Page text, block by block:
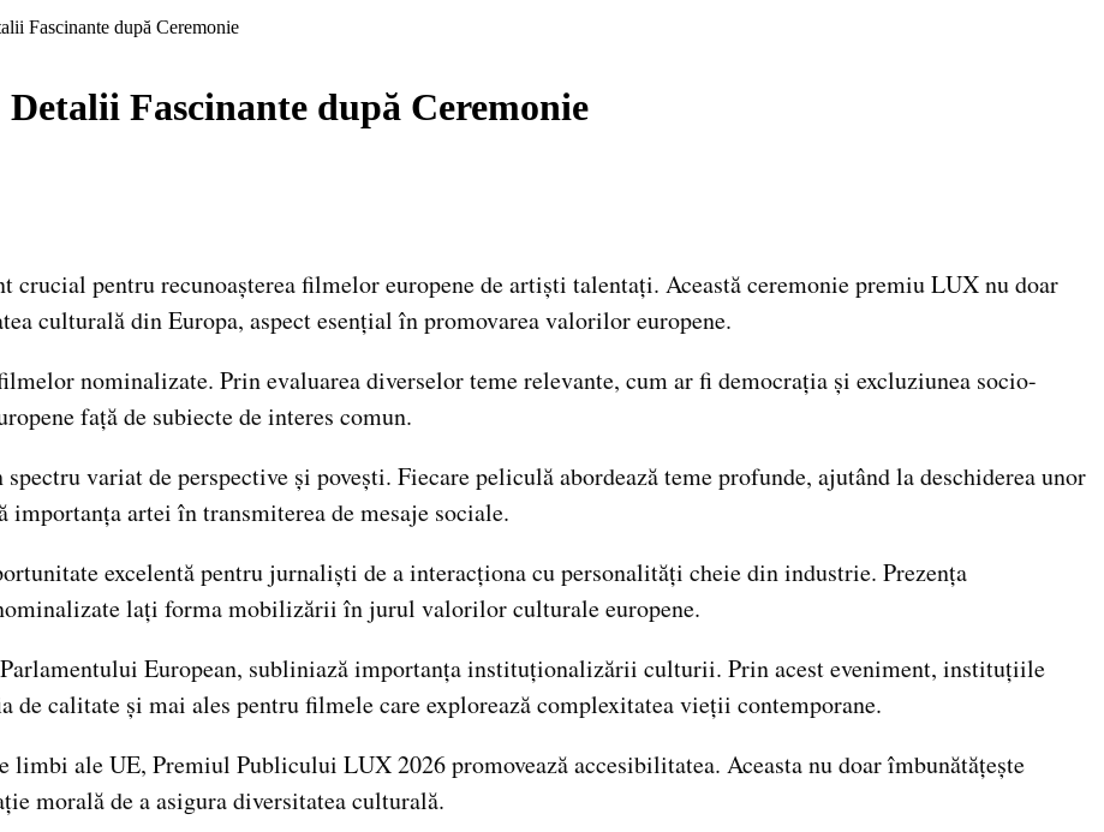
Fascinante după Ceremonie
Fascinante după Ceremonie
pentru recunoașterea filmelor europene de artiști talentați. Această ceremonie premiu LUX nu doar
culturală din Europa, aspect esențial în promovarea valorilor europene.
nominalizate. Prin evaluarea diverselor teme relevante, cum ar fi democrația și excluziunea socio-
față de subiecte de interes comun.
variat de perspective și povești. Fiecare peliculă abordează teme profunde, ajutând la deschiderea unor
artei în transmiterea de mesaje sociale.
excelentă pentru jurnaliști de a interacționa cu personalități cheie din industrie. Prezența
lați forma mobilizării în jurul valorilor culturale europene.
European, subliniază importanța instituționalizării culturii. Prin acest eveniment, instituțiile
calitate și mai ales pentru filmele care explorează complexitatea vieții contemporane.
ale UE, Premiul Publicului LUX 2026 promovează accesibilitatea. Aceasta nu doar îmbunătățește
morală de a asigura diversitatea culturală.